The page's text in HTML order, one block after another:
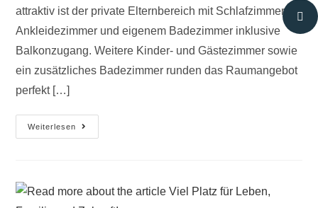
attraktiv ist der private Elternbereich mit Schlafzimmer,
Ankleidezimmer und eigenem Badezimmer inklusive
Balkonzugang. Weitere Kinder- und Gästezimmer sowie
ein zusätzliches Badezimmer runden das Raumangebot
perfekt […]
Weiterlesen